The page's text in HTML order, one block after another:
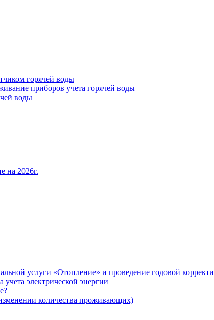
горячей воды
приборов учета горячей воды
воды
на 2026г.
услуги «Отопление» и проведение годовой корректи
электрической энергии
количества проживающих)